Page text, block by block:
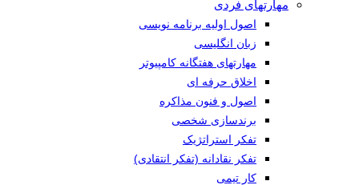
مهارتهای فردی
اصول اولیه برنامه نویسی
زبان انگلیسی
مهارتهای هفتگانه کامپیوتر
اخلاق حرفه ای
اصول و فنون مذاکره
برندسازی شخصی
تفکر استراتژیک
تفکر نقادانه (تفکر انتقادی)
کار تیمی